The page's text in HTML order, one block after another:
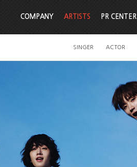
COMPANY ARTISTS
SINGER ACTOR
PR CENTER